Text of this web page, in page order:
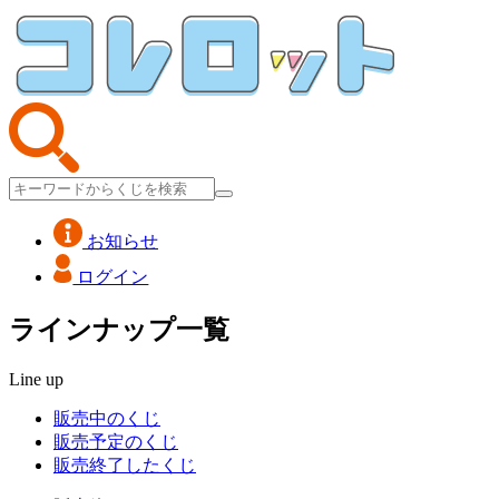
お知らせ
ログイン
ラインナップ一覧
Line up
販売中のくじ
販売予定のくじ
販売終了したくじ